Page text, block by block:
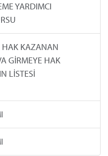
YARDIMCI
HAK KAZANAN
GİRMEYE HAK
LİSTESİ